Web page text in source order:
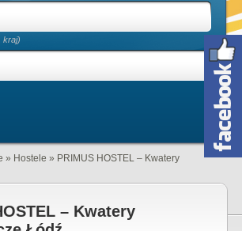
kraj)
» Hostele » PRIMUS HOSTEL – Kwatery
– Kwatery